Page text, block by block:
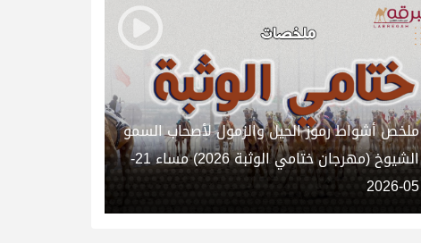
ملخص أشواط رموز الحيل والزمول لأصحاب السمو
الشيوخ (مهرجان ختامي الوثبة 2026) مساء 21-
05-2026